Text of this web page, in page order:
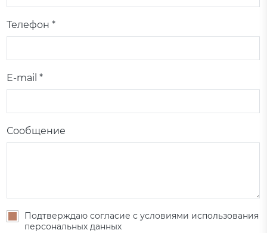
Телефон *
E-mail *
Сообщение
Подтверждаю согласие с условиями использования
персональных данных